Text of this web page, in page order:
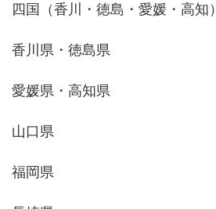
四国（香川・徳島・愛媛・高知）
香川県・徳島県
愛媛県・高知県
山口県
福岡県